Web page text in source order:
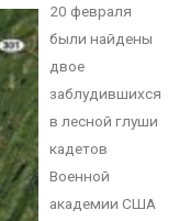
20 февраля
были найдены
двое
заблудившихся
в лесной глуши
кадетов
Военной
академии США